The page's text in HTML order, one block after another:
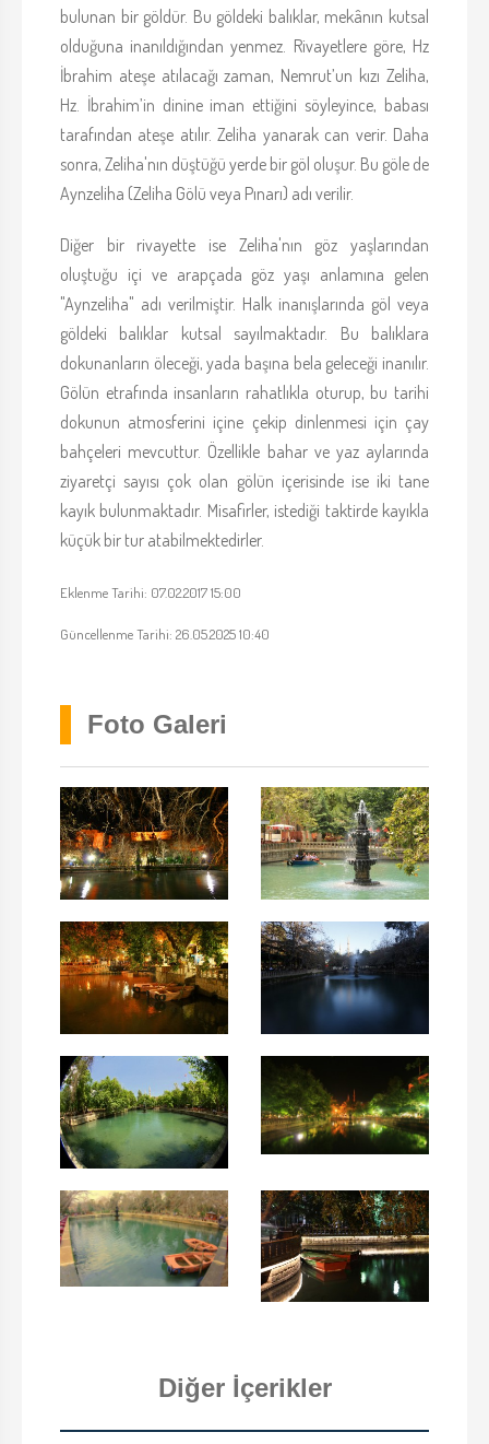
bulunan bir göldür. Bu göldeki balıklar, mekânın kutsal
olduğuna inanıldığından yenmez. Rivayetlere göre, Hz
İbrahim ateşe atılacağı zaman, Nemrut’un kızı Zeliha,
Hz. İbrahim’in dinine iman ettiğini söyleyince, babası
tarafından ateşe atılır. Zeliha yanarak can verir. Daha
sonra, Zeliha'nın düştüğü yerde bir göl oluşur. Bu göle de
Aynzeliha (Zeliha Gölü veya Pınarı) adı verilir.
Diğer bir rivayette ise Zeliha'nın göz yaşlarından
oluştuğu içi ve arapçada göz yaşı anlamına gelen
"Aynzeliha" adı verilmiştir. Halk inanışlarında göl veya
göldeki balıklar kutsal sayılmaktadır. Bu balıklara
dokunanların öleceği, yada başına bela geleceği inanılır.
Gölün etrafında insanların rahatlıkla oturup, bu tarihi
dokunun atmosferini içine çekip dinlenmesi için çay
bahçeleri mevcuttur. Özellikle bahar ve yaz aylarında
ziyaretçi sayısı çok olan gölün içerisinde ise iki tane
kayık bulunmaktadır. Misafirler, istediği taktirde kayıkla
küçük bir tur atabilmektedirler.
Eklenme Tarihi: 07.02.2017 15:00
Güncellenme Tarihi: 26.05.2025 10:40
Foto Galeri
Diğer İçerikler